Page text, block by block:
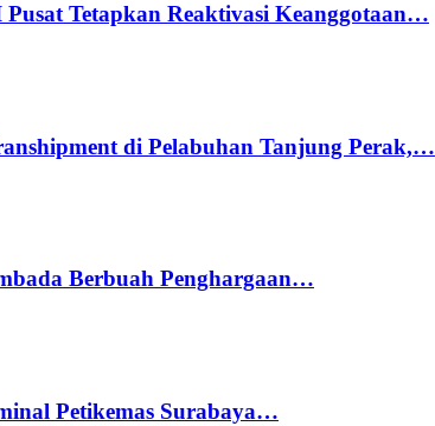
Tetapkan Reaktivasi Keanggotaan…
di Pelabuhan Tanjung Perak,…
Berbuah Penghargaan…
Petikemas Surabaya…